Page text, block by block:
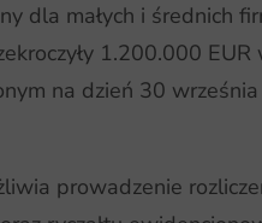
dla małych i średnich
1.200.000 EUR
na dzień 30
prowadzenie